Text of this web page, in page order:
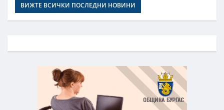
ВИЖТЕ ВСИЧКИ ПОСЛЕДНИ НОВИНИ